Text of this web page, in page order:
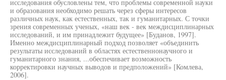
исследования обусловлены тем, что проблемы современной науки
и образования необходимо решать через сферы интересов
различных наук, как естественных, так и гуманитарных. С точки
зрения современных ученых, «наш век - век междисциплинарных
исследований, и им принадлежит будущее» [Буданов, 1997].
Именно междисциплинарный подход позволяет «объединить
результаты исследований в областях естественнонаучного и
гуманитарного знания, ...обеспечивает возможность
корректировки научных выводов и предположений» [Комлева,
2006].